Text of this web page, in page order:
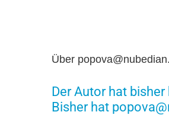
Über
Der Autor hat
Bisher hat